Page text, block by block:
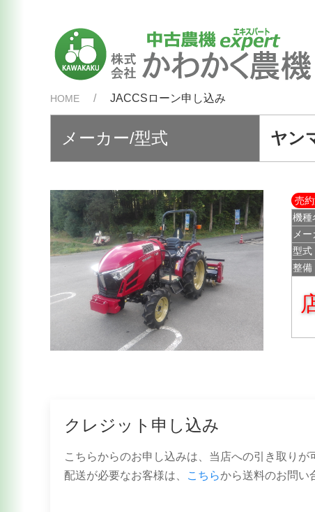
HOME JACCSローン申し込み
メーカー/型式 ヤン
売
機種
メ
型式
整備
クレジット申し込み
こちらからのお申し込みは、当店への引き取りが
配送が必要なお客様は、
こちらから送料のお問い